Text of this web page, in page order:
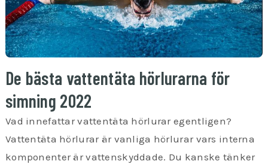
De bästa vattentäta hörlurarna för
simning 2022
Vad innefattar vattentäta hörlurar egentligen?
Vattentäta hörlurar är vanliga hörlurar vars interna
komponenter är vattenskyddade. Du kanske tänker